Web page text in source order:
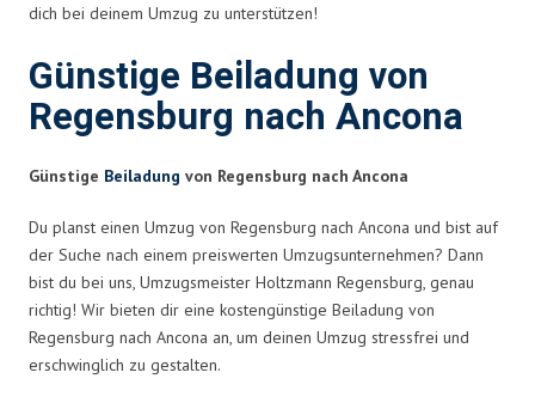
dich bei deinem Umzug zu unterstützen!
Günstige Beiladung von
Regensburg nach Ancona
Günstige Beiladung von Regensburg nach Ancona
Du planst einen Umzug von Regensburg nach Ancona und bist auf
der Suche nach einem preiswerten Umzugsunternehmen? Dann
bist du bei uns, Umzugsmeister Holtzmann Regensburg, genau
richtig! Wir bieten dir eine kostengünstige Beiladung von
Regensburg nach Ancona an, um deinen Umzug stressfrei und
erschwinglich zu gestalten.